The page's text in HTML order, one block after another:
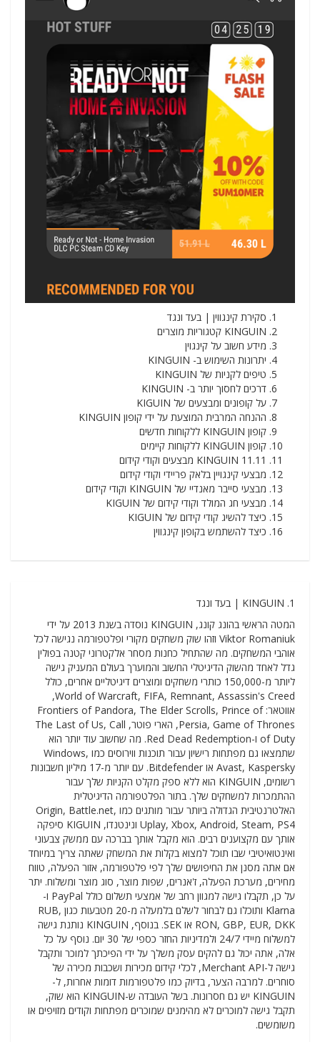
סקירת קינגווין | בעד ונגד
KINGUIN קטגוריות מוצרים
מידע חשוב על קינגוין
יתרונות השימוש ב- KINGUIN
טיפים לקניות של KINGUIN
דרכים לחסוך יותר ב- KINGUIN
על קופונים ומבצעים של KIGUIN
ההנחה המרבית המוצעת על ידי קופון KINGUIN
קופון KINGUIN ללקוחות חדשים
קופון KINGUIN ללקוחות קיימים
KINGUIN 11.11 מבצעים וקודי קידום
מבצעי קינגויין בלאק פריידי וקודי קידום
מבצעי סייבר מאנדיי של KINGUIN וקודי קידום
מבצעי חג המולד וקודי קידום של KIGUIN
כיצד להשיג קודי קידום של KIGUIN
כיצד להשתמש בקופון קינגווין
1. KINGUIN | בעד ונגד
המטה הראשי בהונג קונג, KINGUIN נוסדה בשנת 2013 על ידי
Viktor Romaniuk וזהו שוק משחקים מקורי ופלטפורמה נגישה לכל
אוהבי המשחקים. מה שהתחיל כחנות מסחר אלקטרוני קטנה בפולין
גדל לאחד מהשוק הדיגיטלי החשוב והמוערך בעולם המעניק גישה
ליותר מ-150,000 כותרי משחקים ומוצרים דיגיטליים אחרים, כולל
World of Warcraft, FIFA, Remnant, Assassin's Creed,
אווטאר: Frontiers of Pandora, The Elder Scrolls, Prince of
Persia, Game of Thrones, הארי פוטר, The Last of Us, Call
of Duty ו-Red Dead Redemption. מה שחשוב עוד יותר הוא
שתמצאו גם מפתחות רישיון עבור תוכנות ווירוסים כמו Windows,
Avast, Kaspersky או Bitdefender. עם יותר מ-17 מיליון חשבונות
רשומים, KINGUIN הוא ללא ספק מקלט הקניות שלך עבור
ההתמכרות למשחקים שלך. בתור הפלטפורמה הדיגיטלית
האלטרנטיבית הגדולה ביותר עבור מותגים כמו Origin, Battle.net,
Uplay, Xbox, Android, Steam, PS4 ונינטנדו, KIGUIN סיפקה
אותך עם מקצוענים רבים. הוא מקבל אותך בברכה עם ממשק צבעוני
ואינטואיטיבי שבו תוכל למצוא בקלות את המשחק שאתה צריך במיוחד
אם אתה מסנן את החיפושים שלך לפי פלטפורמה, אזור הפעלה, טווח
מחירים, מערכת הפעלה, ז'אנרים, שפות מוצר, סוג מוצר ומשלוח. יתר
על כן, תקבלו גישה למגוון רחב של אמצעי תשלום כולל PayPal ו-
Klarna ותוכלו גם לבחור לשלם בלמעלה מ-20 מטבעות כגון RUB,
RON, GBP, EUR, DKK או SEK. בנוסף, KINGUIN נותנת גישה
למשלוח מיידי 24/7 ולמדיניות החזר כספי של 30 יום. נוסף על כל
אלה, אתה יכול גם להקים עסק משלך על ידי הפיכתך למוכר ותקבל
גישה ל-Merchant API, לכלי קידום מכירות ושכבות מכירה של
סוחרים. למרבה הצער, בדיוק כמו פלטפורמות דומות אחרות, ל-
KINGUIN יש גם חסרונות. בשל העובדה ש-KINGUIN הוא שוק,
תקבל גישה למוכרים לא מהימנים שמוכרים מפתחות וקודים מזויפים או
משומשים.